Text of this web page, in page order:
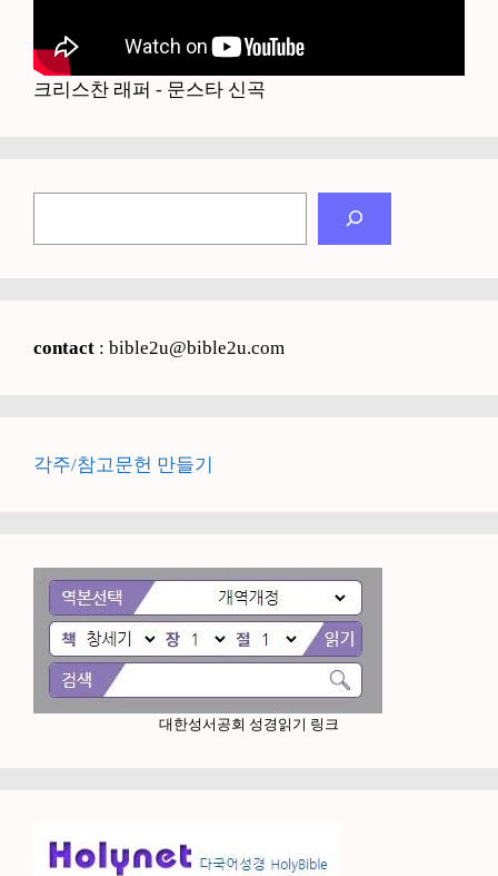
크리스찬 래퍼 - 문스타 신곡
contact : bible2u@bible2u.com
각주/참고문헌 만들기
대한성서공회 성경읽기 링크